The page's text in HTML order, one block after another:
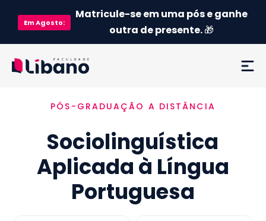
EmAgosto:
Matricule-se em uma pós e ganhe
outra de presente.🎁
Ementa
Como funciona
Credenciamento MEC
PÓS-GRADUAÇÃO A DISTÂNCIA
Sociolinguística
Aplicada à Língua
Portuguesa